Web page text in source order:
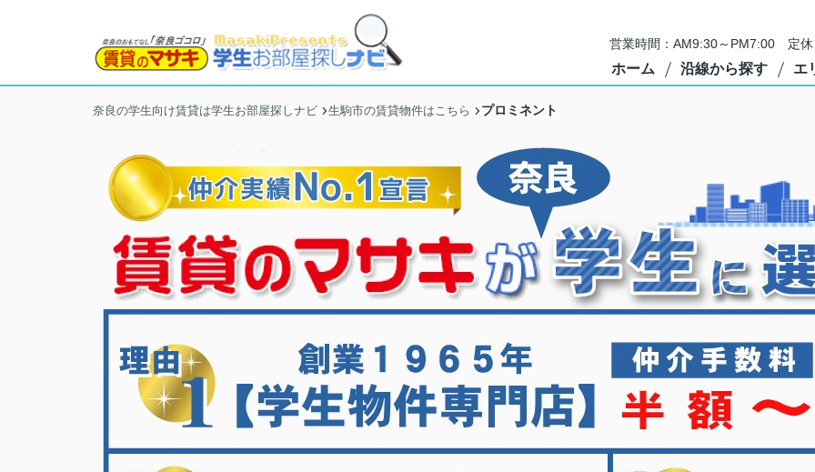
営業時間：AM9:30～PM7:00 定休
ホーム 沿線から探す エ
奈良の学生向け賃貸は学生お部屋探しナビ 生駒市の賃貸物件はこちら プロミネント